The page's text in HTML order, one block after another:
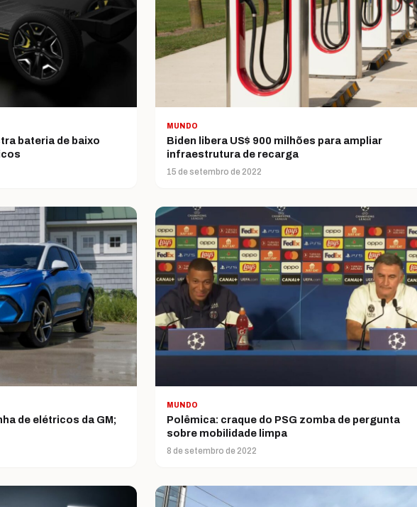
bateria de baixo
MUNDO
Biden libera US$ 900 milhões para ampliar
infraestrutura de recarga
15 de setembro de 2022
de elétricos da GM;
MUNDO
Polêmica: craque do PSG zomba de pergunta
sobre mobilidade limpa
8 de setembro de 2022